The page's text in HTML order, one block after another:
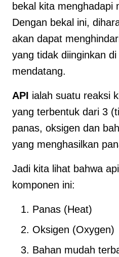
bekal kita menghadapi
Dengan bekal ini,
akan dapat
yang tidak diinginkan
mendatang.
API ialah suatu reaksi
yang terbentuk dari 3
panas, oksigen dan
yang menghasilkan
Jadi kita lihat bahwa
komponen ini:
Panas (Heat)
Oksigen (Oxygen)
Bahan mudah